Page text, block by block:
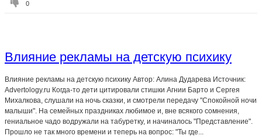
0
Влияние рекламы на детскую психику
Влияние рекламы на детскую психику Автор: Алина Дударева Источник:
Advertology.ru Когда-то дети цитировали стишки Агнии Барто и Сергея
Михалкова, слушали на ночь сказки, и смотрели передачу "Спокойной ночи
малыши". На семейных праздниках любимое и, вне всякого сомнения,
гениальное чадо водружали на табуретку, и начиналось "Представление".
Прошло не так много времени и теперь на вопрос: "Ты где...